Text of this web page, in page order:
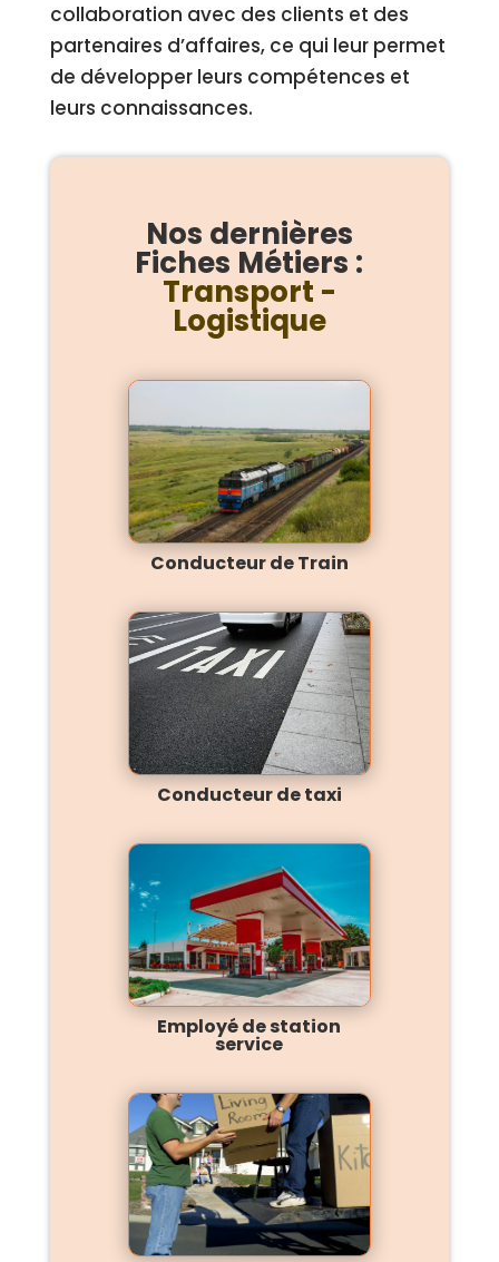
collaboration avec des clients et des
partenaires d’affaires, ce qui leur permet
de développer leurs compétences et
leurs connaissances.
Nos dernières
Fiches Métiers :
Transport -
Logistique
Conducteur de Train
Conducteur de taxi
Employé de station
service